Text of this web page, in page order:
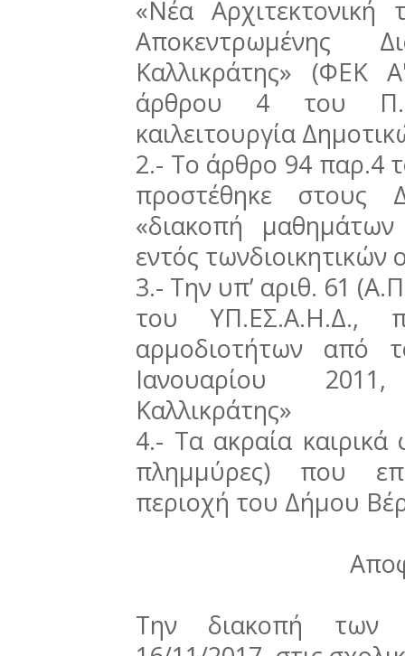
«Νέα Αρχιτεκτονική
Αποκεντρωμένης
Καλλικράτης» (ΦΕΚ
άρθρου 4 του
καιλειτουργία
2.- Το άρθρο 94 παρ.4
προστέθηκε στους
«διακοπή
εντός
3.- Την υπ’ αριθ. 61
του ΥΠ.ΕΣ.Α.Η.Δ.,
αρμοδιοτήτων από
Ιανουαρίου
Καλλικράτης»
4.- Τα ακραία
πλημμύρες) που
περιοχή του Δήμου
Την διακοπή των